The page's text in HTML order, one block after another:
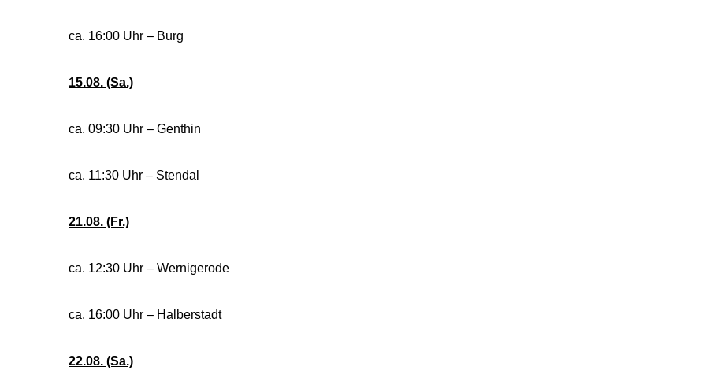
ca. 16:00 Uhr – Burg
15.08. (Sa.)
ca. 09:30 Uhr – Genthin
ca. 11:30 Uhr – Stendal
21.08. (Fr.)
ca. 12:30 Uhr – Wernigerode
ca. 16:00 Uhr – Halberstadt
22.08. (Sa.)